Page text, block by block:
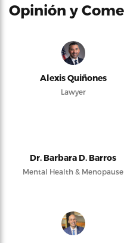
Opinión y
Alexis Quiñones
Lawyer
Dr. Barbara D. Barros
Mental Health & Menopause